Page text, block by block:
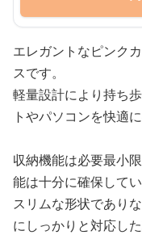
エレガントなピンク
スです。
軽量設計により持ち
トやパソコンを快適
収納機能は必要最小
能は十分に確保してい
スリムな形状であり
にしっかりと対応した